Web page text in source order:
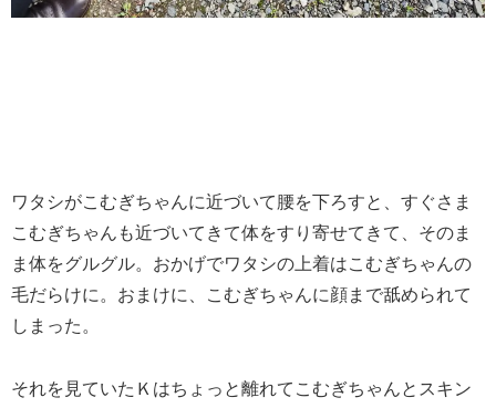
ワタシがこむぎちゃんに近づいて腰を下ろすと、すぐさま
こむぎちゃんも近づいてきて体をすり寄せてきて、そのま
ま体をグルグル。おかげでワタシの上着はこむぎちゃんの
毛だらけに。おまけに、こむぎちゃんに顔まで舐められて
しまった。
それを見ていたＫはちょっと離れてこむぎちゃんとスキン